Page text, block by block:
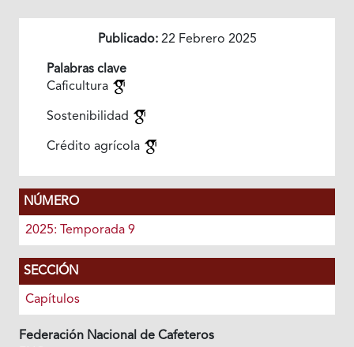
Publicado:22 Febrero 2025
Palabras clave
Caficultura
Sostenibilidad
Crédito agrícola
NÚMERO
2025: Temporada 9
SECCIÓN
Capítulos
Federación Nacional de Cafeteros